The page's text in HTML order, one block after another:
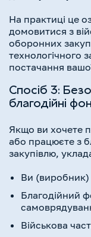
На практиці це
домовитися з
оборонних
технологічного
постачання
Спосіб 3:
благодійні
Якщо ви хочете
або працюєте з
закупівлю,
Ви (виробник)
Благодійний
Військова